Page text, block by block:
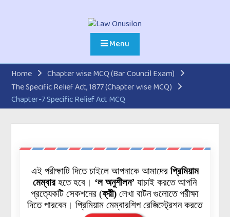
Menu
Home
Chapter wise MCQ (Bar Council Exam)
The Specific Relief Act, 1877 (Chapter wise MCQ)
Chapter-7 Specific Relief Act MCQ
এই পরীক্ষাটি দিতে চাইলে আপনাকে আমাদের প্রিমিয়াম
মেম্বারহতে হবে। ‘ল অনুশীলন’ যাচাই করতে আপনি
প্রত্যেকটিসেকশনের (ফ্রী) লেখা বাটন গুলোতে পরীক্ষা
দিতে পারবেন। প্রিমিয়াম মেম্বারশিপ রেজিস্ট্রেশন করতে